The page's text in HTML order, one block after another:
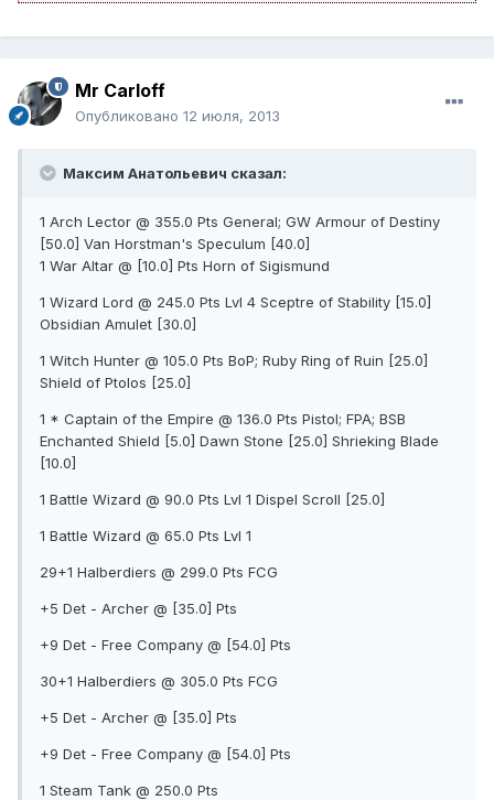
Mr Carloff
Опубликовано 12 июля, 2013
Максим Анатольевич сказал:
1 Arch Lector @ 355.0 Pts General; GW Armour of Destiny
[50.0] Van Horstman's Speculum [40.0]
1 War Altar @ [10.0] Pts Horn of Sigismund
1 Wizard Lord @ 245.0 Pts Lvl 4 Sceptre of Stability [15.0]
Obsidian Amulet [30.0]
1 Witch Hunter @ 105.0 Pts BoP; Ruby Ring of Ruin [25.0]
Shield of Ptolos [25.0]
1 * Captain of the Empire @ 136.0 Pts Pistol; FPA; BSB
Enchanted Shield [5.0] Dawn Stone [25.0] Shrieking Blade
[10.0]
1 Battle Wizard @ 90.0 Pts Lvl 1 Dispel Scroll [25.0]
1 Battle Wizard @ 65.0 Pts Lvl 1
29+1 Halberdiers @ 299.0 Pts FCG
+5 Det - Archer @ [35.0] Pts
+9 Det - Free Company @ [54.0] Pts
30+1 Halberdiers @ 305.0 Pts FCG
+5 Det - Archer @ [35.0] Pts
+9 Det - Free Company @ [54.0] Pts
1 Steam Tank @ 250.0 Pts